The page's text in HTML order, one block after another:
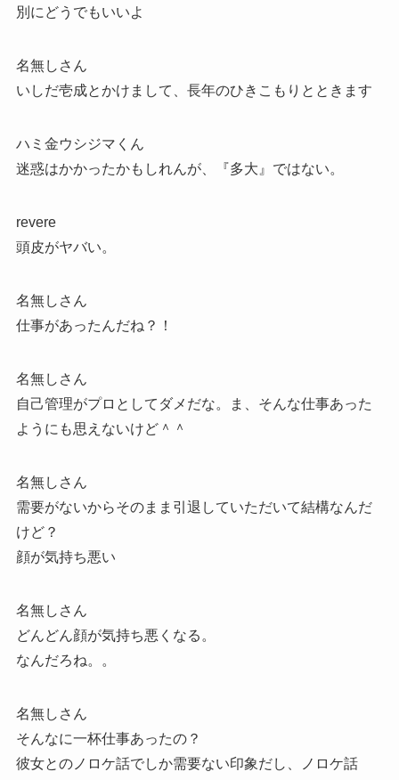
別にどうでもいいよ
名無しさん
いしだ壱成とかけまして、長年のひきこもりとときます
ハミ金ウシジマくん
迷惑はかかったかもしれんが、『多大』ではない。
revere
頭皮がヤバい。
名無しさん
仕事があったんだね？！
名無しさん
自己管理がプロとしてダメだな。ま、そんな仕事あった
ようにも思えないけど＾＾
名無しさん
需要がないからそのまま引退していただいて結構なんだ
けど？
顔が気持ち悪い
名無しさん
どんどん顔が気持ち悪くなる。
なんだろね。。
名無しさん
そんなに一杯仕事あったの？
彼女とのノロケ話でしか需要ない印象だし、ノロケ話